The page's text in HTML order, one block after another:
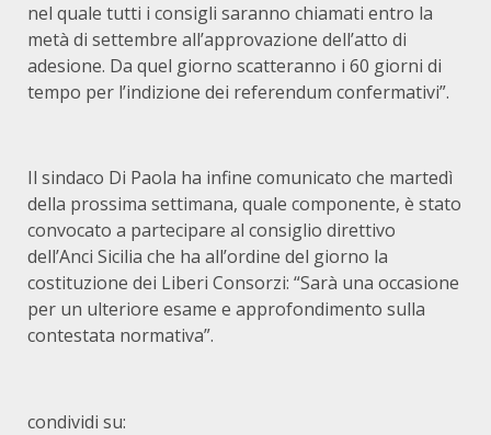
nel quale tutti i consigli saranno chiamati entro la
metà di settembre all’approvazione dell’atto di
adesione. Da quel giorno scatteranno i 60 giorni di
tempo per l’indizione dei referendum confermativi”.
Il sindaco Di Paola ha infine comunicato che martedì
della prossima settimana, quale componente, è stato
convocato a partecipare al consiglio direttivo
dell’Anci Sicilia che ha all’ordine del giorno la
costituzione dei Liberi Consorzi: “Sarà una occasione
per un ulteriore esame e approfondimento sulla
contestata normativa”.
condividi su: